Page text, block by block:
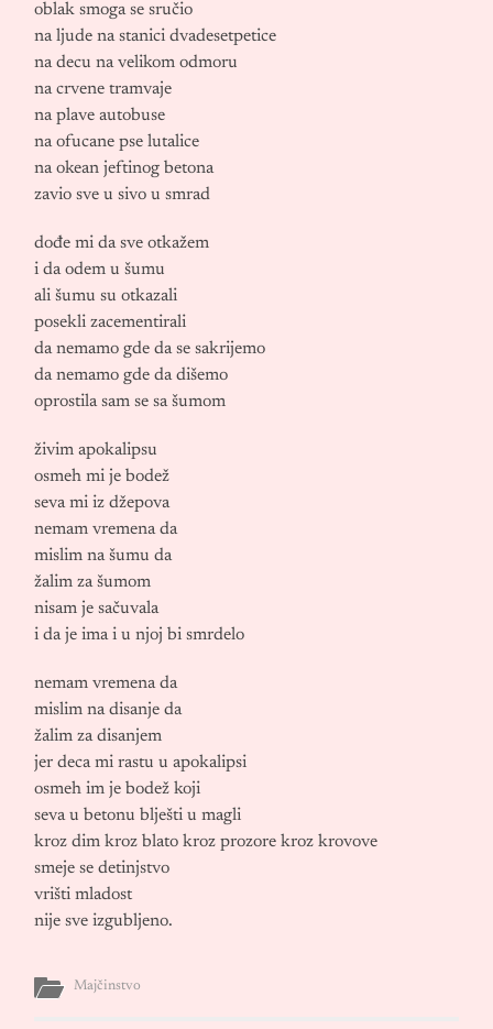
oblak smoga se sručio
na ljude na stanici dvadesetpetice
na decu na velikom odmoru
na crvene tramvaje
na plave autobuse
na ofucane pse lutalice
na okean jeftinog betona
zavio sve u sivo u smrad
dođe mi da sve otkažem
i da odem u šumu
ali šumu su otkazali
posekli zacementirali
da nemamo gde da se sakrijemo
da nemamo gde da dišemo
oprostila sam se sa šumom
živim apokalipsu
osmeh mi je bodež
seva mi iz džepova
nemam vremena da
mislim na šumu da
žalim za šumom
nisam je sačuvala
i da je ima i u njoj bi smrdelo
nemam vremena da
mislim na disanje da
žalim za disanjem
jer deca mi rastu u apokalipsi
osmeh im je bodež koji
seva u betonu blješti u magli
kroz dim kroz blato kroz prozore kroz krovove
smeje se detinjstvo
vrišti mladost
nije sve izgubljeno.
Majčinstvo